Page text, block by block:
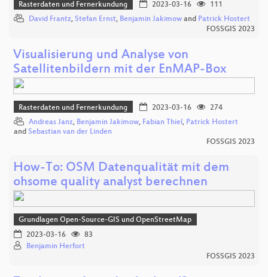
Rasterdaten und Fernerkundung 2023-03-16
111
David Frantz, Stefan Ernst, Benjamin Jakimow and Patrick Hostert
FOSSGIS 2023
Visualisierung und Analyse von
Satellitenbildern mit der EnMAP-Box
Rasterdaten und Fernerkundung 2023-03-16
274
Andreas Janz, Benjamin Jakimow, Fabian Thiel, Patrick Hostert
and Sebastian van der Linden
FOSSGIS 2023
How-To: OSM Datenqualität mit dem
ohsome quality analyst berechnen
Grundlagen Open-Source-GIS und OpenStreetMap
2023-03-16
83
Benjamin Herfort
FOSSGIS 2023